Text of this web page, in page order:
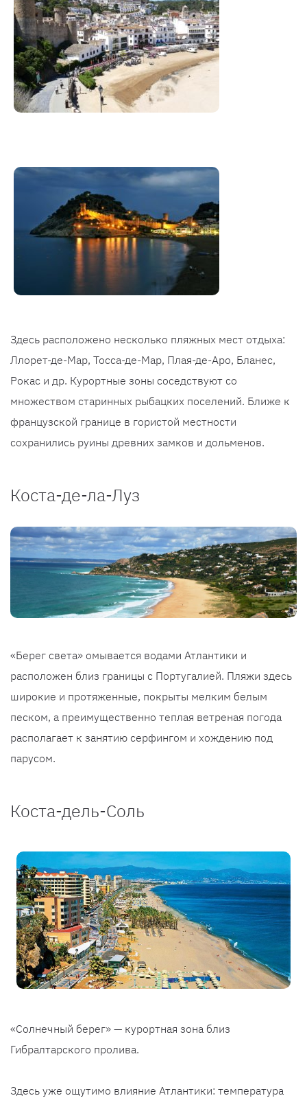
Здесь расположено несколько пляжных мест отдыха:
Ллорет-де-Мар, Тосса-де-Мар, Плая-де-Аро, Бланес,
Рокас и др. Курортные зоны соседствуют со
множеством старинных рыбацких поселений. Ближе к
французской границе в гористой местности
сохранились руины древних замков и дольменов.
Коста-де-ла-Луз
«Берег света» омывается водами Атлантики и
расположен близ границы с Португалией. Пляжи здесь
широкие и протяженные, покрыты мелким белым
песком, а преимущественно теплая ветреная погода
располагает к занятию серфингом и хождению под
парусом.
Коста-дель-Соль
«Солнечный берег» — курортная зона близ
Гибралтарского пролива.
Здесь уже ощутимо влияние Атлантики: температура